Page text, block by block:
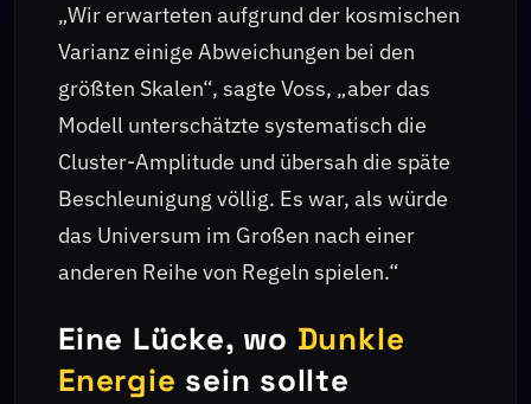
„Wir erwarteten aufgrund der kosmischen
Varianz einige Abweichungen bei den
größten Skalen“, sagte Voss, „aber das
Modell unterschätzte systematisch die
Cluster-Amplitude und übersah die späte
Beschleunigung völlig. Es war, als würde
das Universum im Großen nach einer
anderen Reihe von Regeln spielen.“
Eine Lücke, wo Dunkle
Energie sein sollte